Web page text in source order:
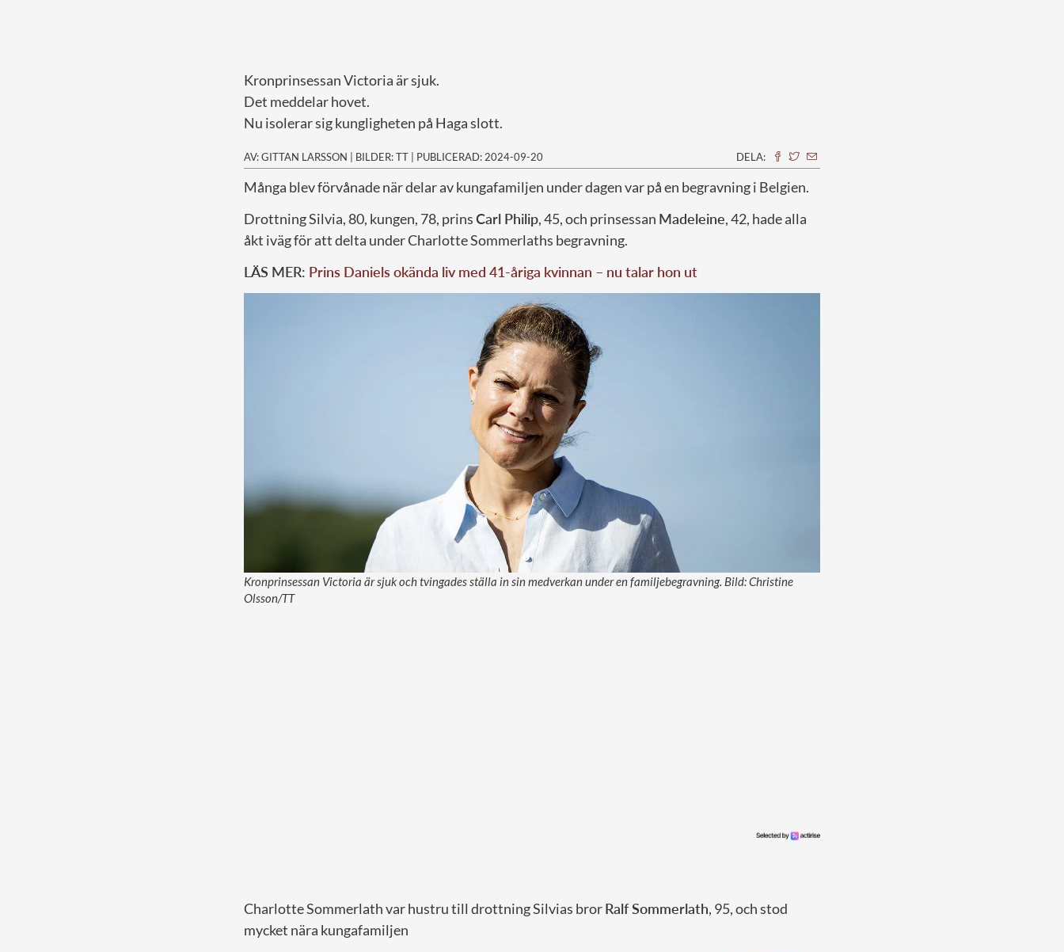
Kronprinsessan Victoria är sjuk.
Det meddelar hovet.
Nu isolerar sig kungligheten på Haga slott.
AV: GITTAN LARSSON | BILDER: TT | PUBLICERAD: 2024-09-20 DELA:
Många blev förvånade när delar av kungafamiljen under dagen var på en begravning i Belgien.
Drottning Silvia, 80, kungen, 78, prinsCarl Philip, 45, och prinsessan Madeleine, 42, hade alla
åkt iväg för att delta under Charlotte Sommerlaths begravning.
LÄS MER: Prins Daniels okända liv med 41-åriga kvinnan – nu talar hon ut
Kronprinsessan Victoria är sjuk och tvingades ställa in sin medverkan under en familjebegravning. Bild: Christine
Olsson/TT
Charlotte Sommerlath var hustru till drottning Silvias brorRalf Sommerlath, 95, och stod
mycket nära kungafamiljen